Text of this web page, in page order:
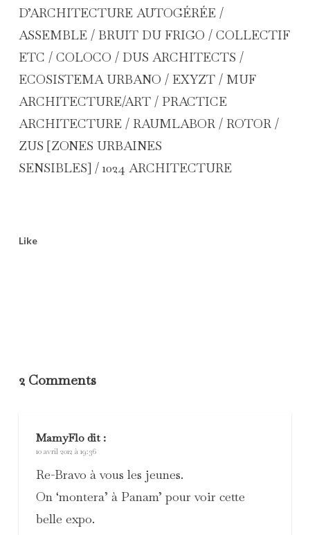
D’ARCHITECTURE AUTOGÉRÉE /
ASSEMBLE / BRUIT DU FRIGO / COLLECTIF
ETC / COLOCO / DUS ARCHITECTS /
ECOSISTEMA URBANO / EXYZT / MUF
ARCHITECTURE/ART / PRACTICE
ARCHITECTURE / RAUMLABOR / ROTOR /
ZUS [ZONES URBAINES
SENSIBLES] / 1024 ARCHITECTURE
Like
2 Comments
MamyFlodit :
10 avril 2012 à 19:36
Re-Bravo à vous les jeunes.
On ‘montera’ à Panam’ pour voir cette
belle expo.